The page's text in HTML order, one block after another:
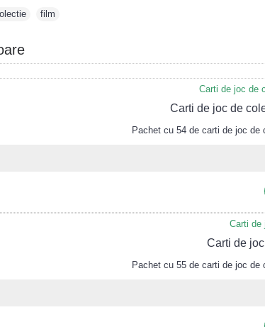
film
Carti de joc de
Pachet cu 54 de carti de joc de
Carti de
Pachet cu 55 de carti de joc de